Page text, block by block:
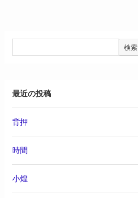
検索
最近の投稿
背押
時間
小煌